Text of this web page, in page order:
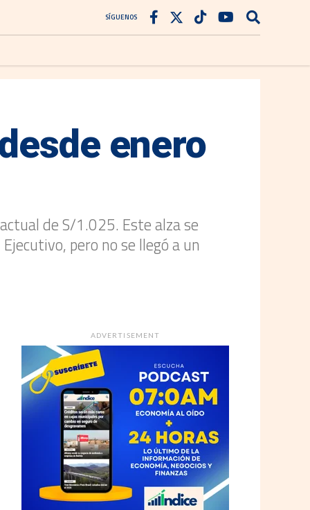
SÍGUENOS
enero
de S/1.025. Este alza se
pero no se llegó a un
ADVERTISEMENT